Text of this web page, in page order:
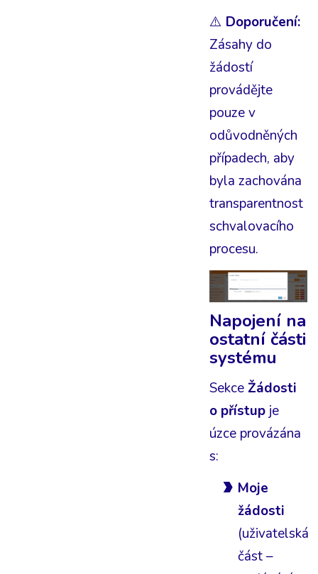
⚠️ Doporučení:
Zásahy do
žádostí
provádějte
pouze v
odůvodněných
případech, aby
byla zachována
transparentnost
schvalovacího
procesu.
Napojení na
ostatní části
systému
SekceŽádosti
o přístup je
úzce provázána
s:
Moje
žádosti
(uživatelská
část –